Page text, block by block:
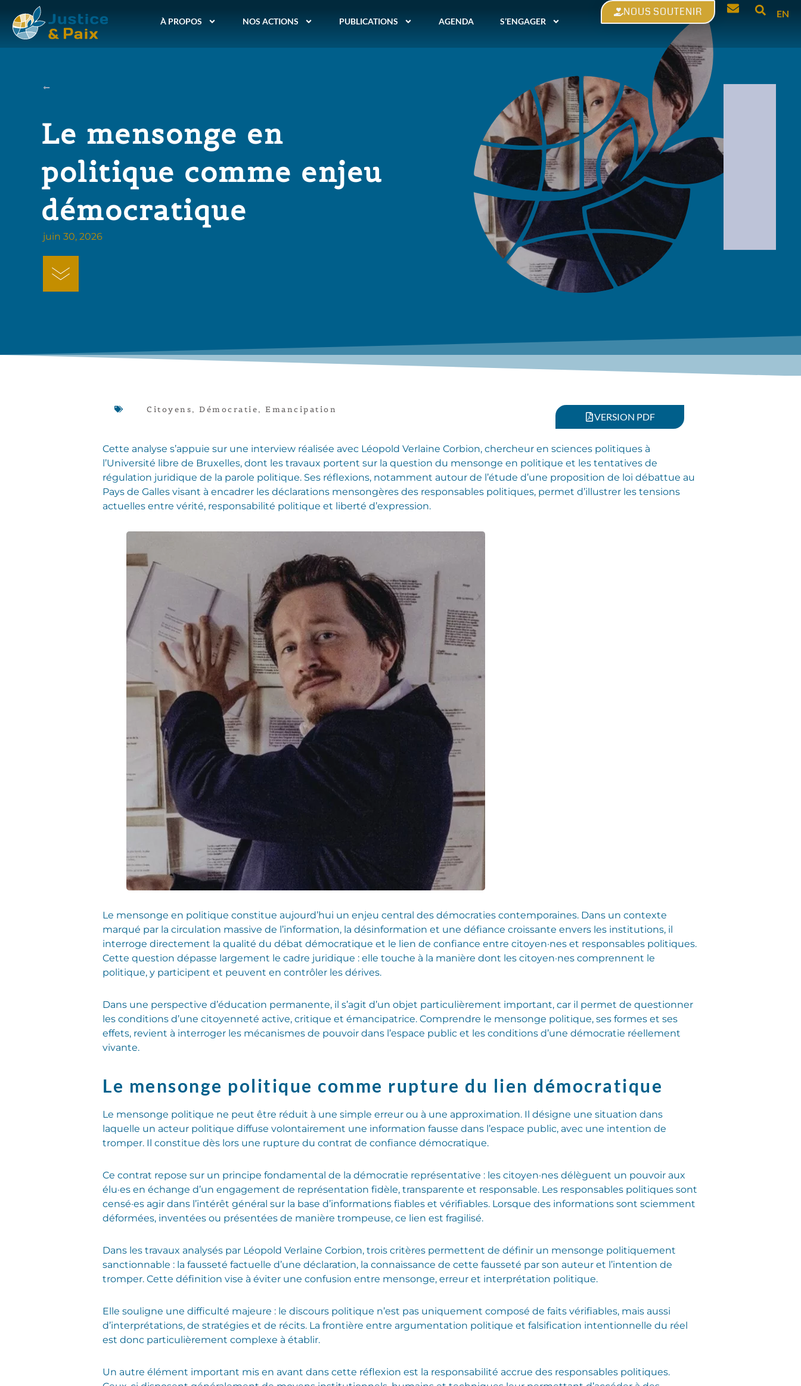
À PROPOS NOS ACTIONS PUBLICATIONS AGENDA S’ENGAGER
NOUS SOUTENIR EN
Le mensonge en
politique comme enjeu
démocratique
juin 30, 2026
Citoyens, Démocratie, Emancipation
VERSION PDF
Cette analyse s’appuie sur une interview réalisée avec Léopold Verlaine Corbion, chercheur en sciences politiques à
l’Université libre de Bruxelles, dont les travaux portent sur la question du mensonge en politique et les tentatives de
régulation juridique de la parole politique. Ses réflexions, notamment autour de l’étude d’une proposition de loi débattue au
Pays de Galles visant à encadrer les déclarations mensongères des responsables politiques, permet d’illustrer les tensions
actuelles entre vérité, responsabilité politique et liberté d’expression.
Le mensonge en politique constitue aujourd’hui un enjeu central des démocraties contemporaines. Dans un contexte
marqué par la circulation massive de l’information, la désinformation et une défiance croissante envers les institutions, il
interroge directement la qualité du débat démocratique et le lien de confiance entre citoyen·nes et responsables politiques.
Cette question dépasse largement le cadre juridique : elle touche à la manière dont les citoyen·nes comprennent le
politique, y participent et peuvent en contrôler les dérives.
Dans une perspective d’éducation permanente, il s’agit d’un objet particulièrement important, car il permet de questionner
les conditions d’une citoyenneté active, critique et émancipatrice. Comprendre le mensonge politique, ses formes et ses
effets, revient à interroger les mécanismes de pouvoir dans l’espace public et les conditions d’une démocratie réellement
vivante.
Le mensonge politique comme rupture du lien démocratique
Le mensonge politique ne peut être réduit à une simple erreur ou à une approximation. Il désigne une situation dans
laquelle un acteur politique diffuse volontairement une information fausse dans l’espace public, avec une intention de
tromper. Il constitue dès lors une rupture du contrat de confiance démocratique.
Ce contrat repose sur un principe fondamental de la démocratie représentative : les citoyen·nes délèguent un pouvoir aux
élu·es en échange d’un engagement de représentation fidèle, transparente et responsable. Les responsables politiques sont
censé·es agir dans l’intérêt général sur la base d’informations fiables et vérifiables. Lorsque des informations sont sciemment
déformées, inventées ou présentées de manière trompeuse, ce lien est fragilisé.
Dans les travaux analysés par Léopold Verlaine Corbion, trois critères permettent de définir un mensonge politiquement
sanctionnable : la fausseté factuelle d’une déclaration, la connaissance de cette fausseté par son auteur et l’intention de
tromper. Cette définition vise à éviter une confusion entre mensonge, erreur et interprétation politique.
Elle souligne une difficulté majeure : le discours politique n’est pas uniquement composé de faits vérifiables, mais aussi
d’interprétations, de stratégies et de récits. La frontière entre argumentation politique et falsification intentionnelle du réel
est donc particulièrement complexe à établir.
Un autre élément important mis en avant dans cette réflexion est la responsabilité accrue des responsables politiques.